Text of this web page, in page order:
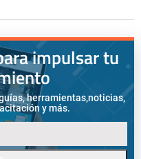
impulsar tu
herramientas,noticias,
y más.